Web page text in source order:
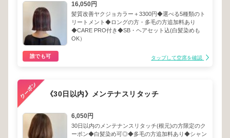
16,050円
髪質改善ヤクジョカラー＋3300円◆選べる5種類のト
リートメント◆ロングの方・多毛の方追加料あり
◆CARE PRO付き◆SB・ヘアセット込(白髪染めも
OK）
誰でも可 タップして空席を確認
《30日以内》メンテナスリタッチ
6,050円
30日以内のメンテナンスリタッチ(根元)の方限定のク
ーポン◆白髪染め可◎◆多毛の方追加料あり◆シャン